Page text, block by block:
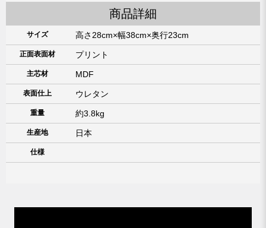
商品詳細
サイズ 高さ28cm×幅38cm×奥行23cm
正面表面材 プリント
主芯材 MDF
表面仕上 ウレタン
重量 約3.8kg
生産地 日本
仕様